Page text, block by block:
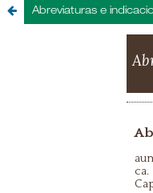
Abreviaturas e